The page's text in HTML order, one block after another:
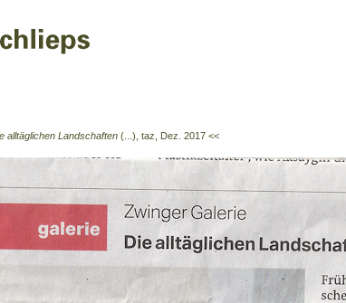
alltäglichen Landschaften (...), taz, Dez. 2017 <<